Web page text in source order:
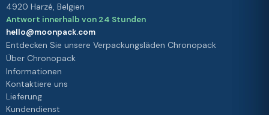
4920 Harzé, Belgien
Antwort innerhalb von 24 Stunden
hello@moonpack.com
Entdecken Sie unsere Verpackungsläden Chronopack
Über Chronopack
Informationen
Kontaktiere uns
Lieferung
Kundendienst